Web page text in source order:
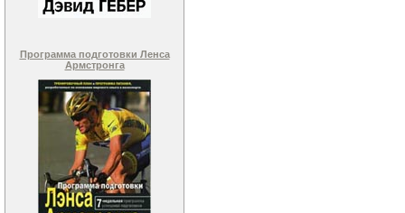
Программа подготовки Ленса
Армстронга